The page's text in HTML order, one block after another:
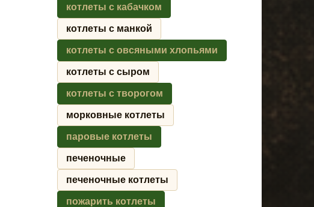
котлеты с кабачком
котлеты с манкой
котлеты с овсяными хлопьями
котлеты с сыром
котлеты с творогом
морковные котлеты
паровые котлеты
печеночные
печеночные котлеты
пожарить котлеты